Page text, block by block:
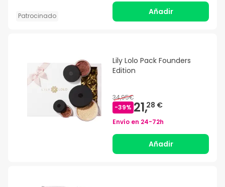
Patrocinado Añadir
Lily Lolo Pack Founders
Edition
34,95€
-39% 21,28 €
Envío en 24-72h
Añadir